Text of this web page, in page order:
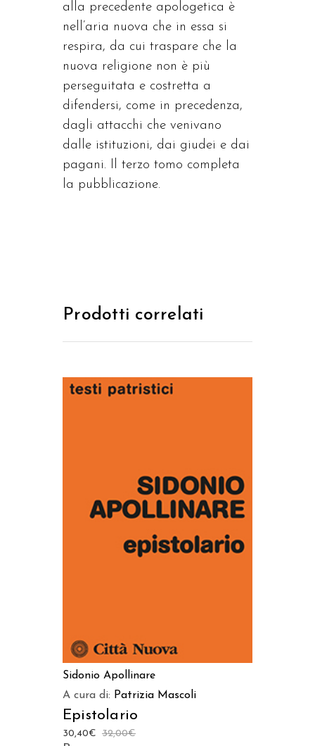
alla precedente apologetica è
nell’aria nuova che in essa si
respira, da cui traspare che la
nuova religione non è più
perseguitata e costretta a
difendersi, come in precedenza,
dagli attacchi che venivano
dalle istituzioni, dai giudei e dai
pagani. Il terzo tomo completa
la pubblicazione.
Prodotti correlati
AGGIUNGI AL CARRELLO
Sidonio Apollinare
A cura di: Patrizia Mascoli
Epistolario
32,00€
30,40€